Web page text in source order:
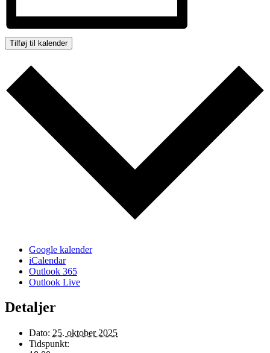
Tilføj til kalender
Google kalender
iCalendar
Outlook 365
Outlook Live
Detaljer
Dato: 25. oktober 2025
Tidspunkt: